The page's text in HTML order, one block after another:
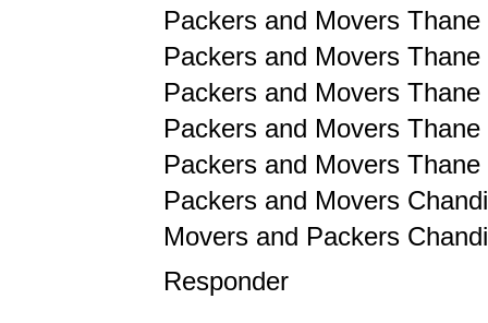
Packers and Movers
Packers and Movers
Packers and Movers
Packers and Movers
Packers and Movers Thane
Packers and Movers
Movers and Packers
Responder